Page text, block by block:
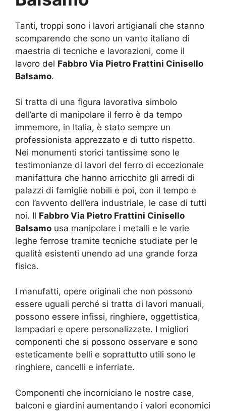
Tanti, troppi sono i lavori artigianali che stanno
scomparendo che sono un vanto italiano di
maestria di tecniche e lavorazioni, come il
lavoro del Fabbro Via Pietro Frattini Cinisello
Balsamo.
Si tratta di una figura lavorativa simbolo
dell’arte di manipolare il ferro è da tempo
immemore, in Italia, è stato sempre un
professionista apprezzato e di tutto rispetto.
Nei monumenti storici tantissime sono le
testimonianze di lavori del ferro di eccezionale
manifattura che hanno arricchito gli arredi di
palazzi di famiglie nobili e poi, con il tempo e
con l’avvento dell’era industriale, le case di tutti
noi. Il Fabbro Via Pietro Frattini Cinisello
Balsamo usa manipolare i metalli e le varie
leghe ferrose tramite tecniche studiate per le
qualità esistenti unendo ad una grande forza
fisica.
I manufatti, opere originali che non possono
essere uguali perché si tratta di lavori manuali,
possono essere infissi, ringhiere, oggettistica,
lampadari e opere personalizzate. I migliori
componenti che si possono osservare e sono
esteticamente belli e soprattutto utili sono le
ringhiere, cancelli e inferriate.
Componenti che incorniciano le nostre case,
balconi e giardini aumentando i valori economici